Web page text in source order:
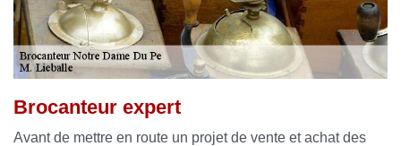
Brocanteur expert
Avant de mettre en route un projet de vente et achat des